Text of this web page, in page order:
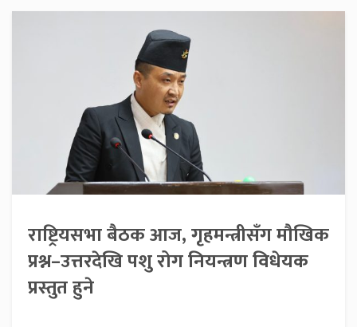
राष्ट्रियसभा बैठक आज, गृहमन्त्रीसँग मौखिक
प्रश्न–उत्तरदेखि पशु रोग नियन्त्रण विधेयक
प्रस्तुत हुने